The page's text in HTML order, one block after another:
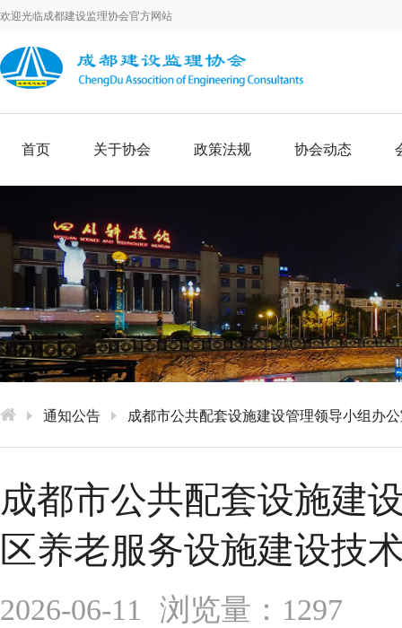
欢迎光临成都建设监理协会官方网站
首页 关于协会 政策法规 协会动态
通知公告 成都市公共配套设施建设管理领导小组办
成都市公共配套设施建
区养老服务设施建设技
2026-06-11 浏览量：1297